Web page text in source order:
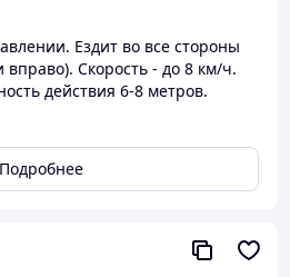
Ездит во все стороны
вправо). Скорость - до 8 км/ч.
дальность действия 6-8 метров.
(АА)
Подробнее